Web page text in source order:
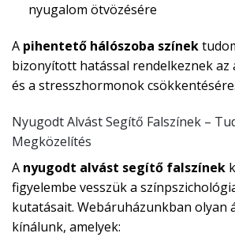
nyugalom ötvözésére
A pihentető hálószoba színek
bizonyított hatással rendelkeznek az
és a stresszhormonok csökkentésére.
Nyugodt Alvást Segítő Falszínek –
Megközelítés
A nyugodt alvást segítő falszínek
figyelembe vesszük a
kutatásait. Webáruházunkban olyan
kínálunk, amelyek: